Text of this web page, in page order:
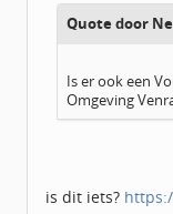
Quote door
Is er ook een
Omgeving
is dit iets?